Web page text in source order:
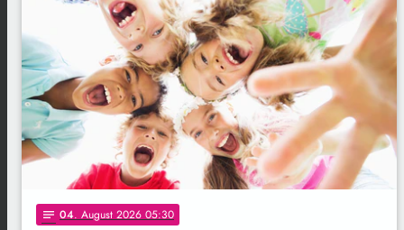
notes 04. August 2026 05:30